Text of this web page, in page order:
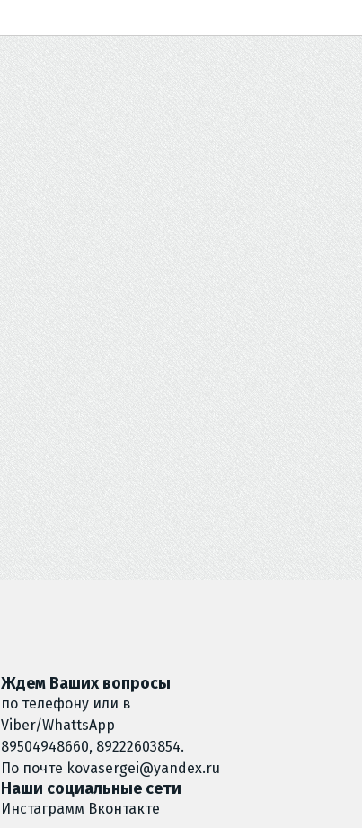
Ждем Ваших вопросы
по телефону или в
Viber/WhattsApp
89504948660, 89222603854.
По почте kovasergei@yandex.ru
Наши социальные сети
Инстаграмм Вконтакте